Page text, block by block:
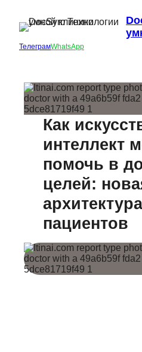
ТелеграмWhatsApp
Как
интеллект
помочь в
целей:
пациентов